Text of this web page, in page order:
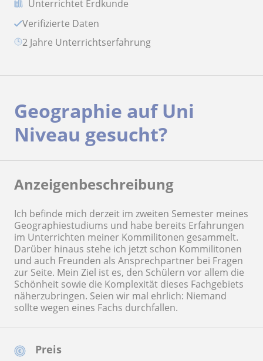
Unterrichtet Erdkunde
Verifizierte Daten
2 Jahre Unterrichtserfahrung
Preis
Geographie auf Uni
Niveau gesucht?
Anzeigenbeschreibung
Ich befinde mich derzeit im zweiten Semester meines
Geographiestudiums und habe bereits Erfahrungen
im Unterrichten meiner Kommilitonen gesammelt.
Darüber hinaus stehe ich jetzt schon Kommilitonen
und auch Freunden als Ansprechpartner bei Fragen
zur Seite. Mein Ziel ist es, den Schülern vor allem die
Schönheit sowie die Komplexität dieses Fachgebiets
näherzubringen. Seien wir mal ehrlich: Niemand
sollte wegen eines Fachs durchfallen.